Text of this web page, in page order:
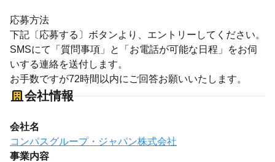
応募方法
下記〔応募する〕ボタンより、エントリーしてください。
SMSにて「質問事項」と「お電話が可能な日程」をお伺
いする連絡を送付します。
お手数ですが72時間以内にご回答お願いいたします。
会社情報
会社名
コンパスグループ・ジャパン株式会社
事業内容